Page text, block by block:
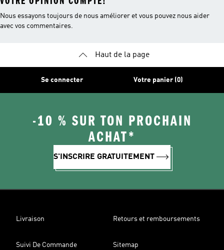
Nous essayons toujours de nous améliorer et vous pouvez nous aider
avec vos commentaires.
Haut de la page
Se connecter Votre panier (0)
-10 % SUR TON PROCHAIN
ACHAT*
S'INSCRIRE GRATUITEMENT
Livraison Retours et remboursements
Suivi De Commande Sitemap